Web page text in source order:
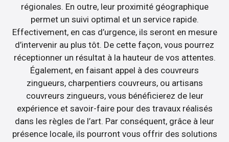
régionales. En outre, leur proximité géographique
permet un suivi optimal et un service rapide.
Effectivement, en cas d’urgence, ils seront en mesure
d’intervenir au plus tôt. De cette façon, vous pourrez
réceptionner un résultat à la hauteur de vos attentes.
Également, en faisant appel à des couvreurs
zingueurs, charpentiers couvreurs, ou artisans
couvreurs zingueurs, vous bénéficierez de leur
expérience et savoir-faire pour des travaux réalisés
dans les règles de l’art. Par conséquent, grâce à leur
présence locale, ils pourront vous offrir des solutions